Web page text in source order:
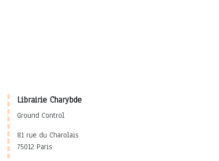
Librairie Charybde
Ground Control
81 rue du Charolais
75012 Paris